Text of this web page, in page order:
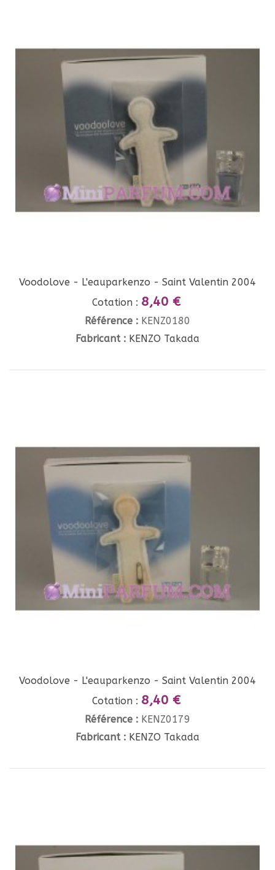
Voodolove - L'eauparkenzo - Saint Valentin 2004
Cotation : 8,40 €
Référence : KENZ0180
Fabricant : KENZO Takada
Voodolove - L'eauparkenzo - Saint Valentin 2004
Cotation : 8,40 €
Référence : KENZ0179
Fabricant : KENZO Takada